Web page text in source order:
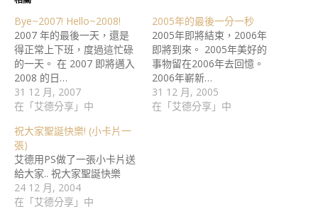
Bye~2007! Hello~2008!
2007 年的最後一天，還是
得正常上下班，度過這忙碌
的一天。 在 2007 即將邁入
2008 的日…
31 12 月, 2007
在「艾德分享」中
2005年的最後一分一秒
2005年即將結束，2006年
即將到來。 2005年美好的
事物留在2006年去回憶。
2006年嶄新…
31 12 月, 2005
在「艾德分享」中
祝大家聖誕快樂! (小卡片一
張)
艾德用PS做了一張小卡片送
給大家.. 祝大家聖誕快樂
24 12 月, 2004
在「艾德分享」中